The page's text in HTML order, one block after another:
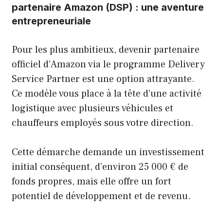
partenaire Amazon (DSP) : une aventure
entrepreneuriale
Pour les plus ambitieux, devenir partenaire
officiel d’Amazon via le programme Delivery
Service Partner est une option attrayante.
Ce modèle vous place à la tête d’une activité
logistique avec plusieurs véhicules et
chauffeurs employés sous votre direction.
Cette démarche demande un investissement
initial conséquent, d’environ 25 000 € de
fonds propres, mais elle offre un fort
potentiel de développement et de revenu.